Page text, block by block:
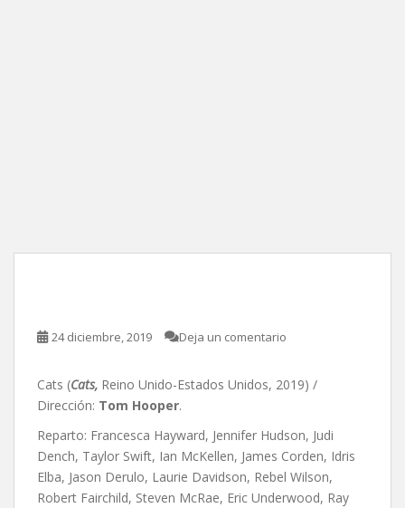
24 diciembre, 2019 Deja un comentario
Cats (Cats, Reino Unido-Estados Unidos, 2019) /
Dirección: Tom Hooper.
Reparto: Francesca Hayward, Jennifer Hudson, Judi
Dench, Taylor Swift, Ian McKellen, James Corden, Idris
Elba, Jason Derulo, Laurie Davidson, Rebel Wilson,
Robert Fairchild, Steven McRae, Eric Underwood, Ray